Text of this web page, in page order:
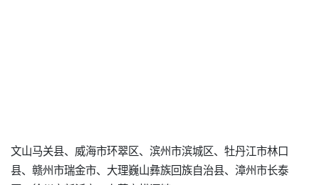
文山马关县、威海市环翠区、滨州市滨城区、牡丹江市林口
县、赣州市瑞金市、大理巍山彝族回族自治县、漳州市长泰